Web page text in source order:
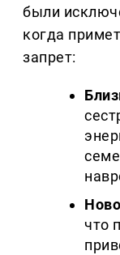
были
когда
запрет:
что